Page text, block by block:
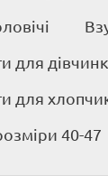
для
для
40-47